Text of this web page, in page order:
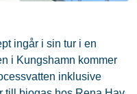
ingår i sin tur i en
i Kungshamn kommer
inklusive